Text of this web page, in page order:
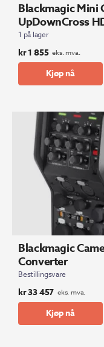
Blackmagic Mini
UpDownCross
1 på lager
kr1 855 eks. mva.
Kjøp nå
Blackmagic
Converter
Bestillingsvare
kr33 457 eks. mva.
Kjøp nå